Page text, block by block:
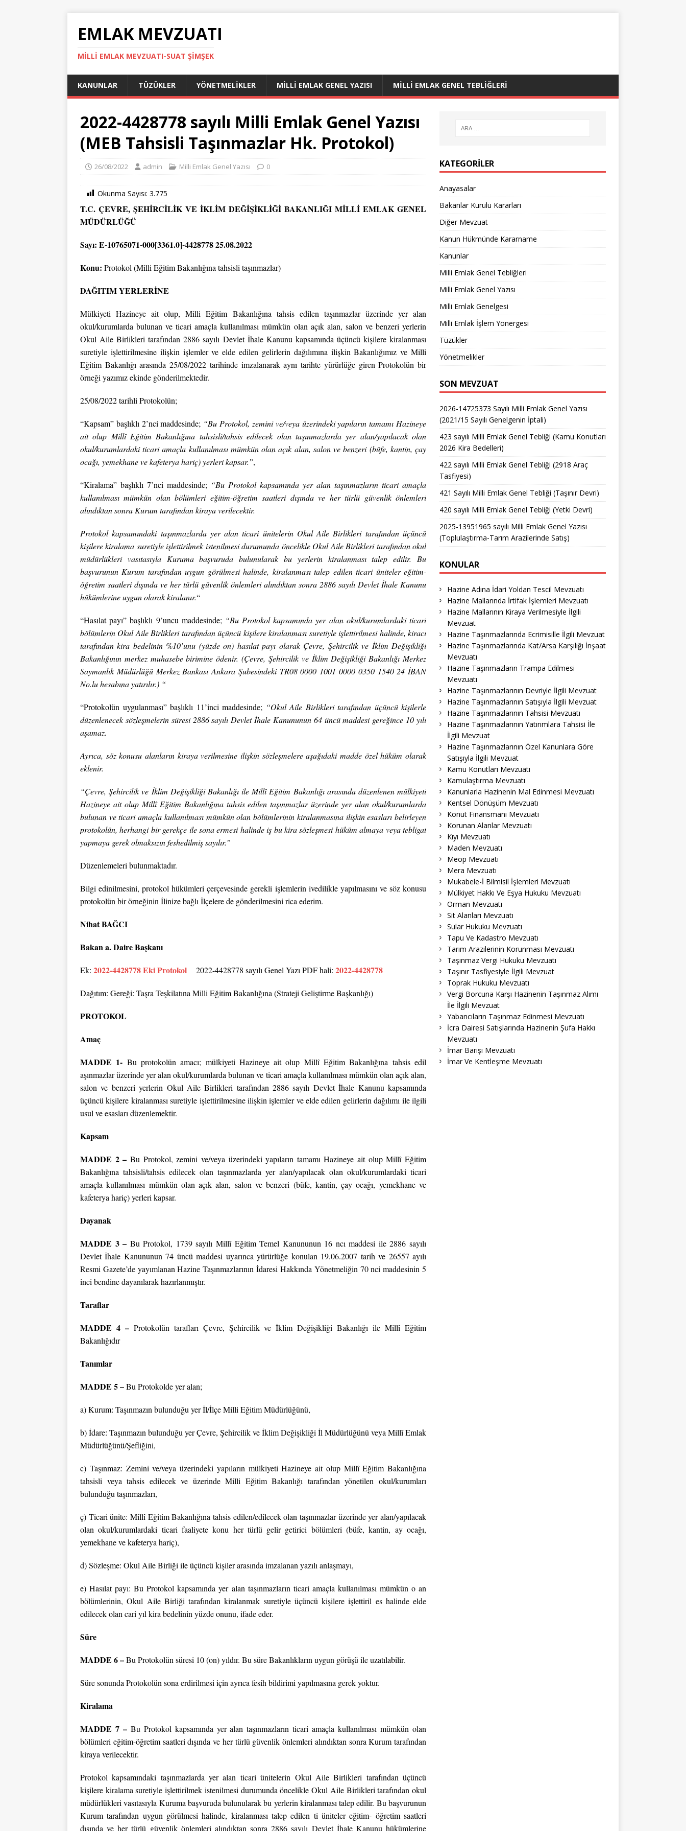
EMLAK MEVZUATI
MILLI EMLAK MEVZUATI-SUAT ŞİMŞEK
KANUNLAR TÜZÜKLER YÖNETMELIKLER MILLI EMLAK GENEL YAZISI MILLI EMLAK GENEL TEBLIĞLERI
2022-4428778 sayılı Milli Emlak Genel Yazısı
(MEB Tahsisli Taşınmazlar Hk. Protokol)
26/08/2022 admin Milli Emlak Genel Yazısı 0
Okunma Sayısı: 3.775
T.C. ÇEVRE, ŞEHİRCİLİK VE İKLİM DEĞİŞİKLİĞİ BAKANLIĞI MİLLİ EMLAK GENEL
MÜDÜRLÜĞÜ
Sayı: E-10765071-000[3361.0]-4428778 25.08.2022
Konu: Protokol (Milli Eğitim Bakanlığına tahsisli taşınmazlar)
DAĞITIM YERLERİNE
Mülkiyeti Hazineye ait olup, Milli Eğitim Bakanlığına tahsis edilen taşınmazlar üzerinde yer alan
okul/kurumlarda bulunan ve ticari amaçla kullanılması mümkün olan açık alan, salon ve benzeri yerlerin
Okul Aile Birlikleri tarafından 2886 sayılı Devlet İhale Kanunu kapsamında üçüncü kişilere kiralanması
suretiyle işlettirilmesine ilişkin işlemler ve elde edilen gelirlerin dağılımına ilişkin Bakanlığımız ve Milli
Eğitim Bakanlığı arasında 25/08/2022 tarihinde imzalanarak aynı tarihte yürürlüğe giren Protokolün bir
örneği yazımız ekinde gönderilmektedir.
25/08/2022 tarihli Protokolün;
“Kapsam” başlıklı 2’nci maddesinde; “Bu Protokol, zemini ve/veya üzerindeki yapıların tamamı Hazineye
ait olup Millî Eğitim Bakanlığına tahsisli/tahsis edilecek olan taşınmazlarda yer alan/yapılacak olan
okul/kurumlardaki ticari amaçla kullanılması mümkün olan açık alan, salon ve benzeri (büfe, kantin, çay
ocağı, yemekhane ve kafeterya hariç) yerleri kapsar.”,
“Kiralama” başlıklı 7’nci maddesinde; “Bu Protokol kapsamında yer alan taşınmazların ticari amaçla
kullanılması mümkün olan bölümleri eğitim-öğretim saatleri dışında ve her türlü güvenlik önlemleri
alındıktan sonra Kurum tarafından kiraya verilecektir.
Protokol kapsamındaki taşınmazlarda yer alan ticari ünitelerin Okul Aile Birlikleri tarafından üçüncü
kişilere kiralama suretiyle işlettirilmek istenilmesi durumunda öncelikle Okul Aile Birlikleri tarafından okul
müdürlükleri vasıtasıyla Kuruma başvuruda bulunularak bu yerlerin kiralanması talep edilir. Bu
başvurunun Kurum tarafından uygun görülmesi halinde, kiralanması talep edilen ticari üniteler eğitim-
öğretim saatleri dışında ve her türlü güvenlik önlemleri alındıktan sonra 2886 sayılı Devlet İhale Kanunu
hükümlerine uygun olarak kiralanır.“
“Hasılat payı” başlıklı 9’uncu maddesinde; “Bu Protokol kapsamında yer alan okul/kurumlardaki ticari
bölümlerin Okul Aile Birlikleri tarafından üçüncü kişilere kiralanması suretiyle işlettirilmesi halinde, kiracı
tarafından kira bedelinin %10’unu (yüzde on) hasılat payı olarak Çevre, Şehircilik ve İklim Değişikliği
Bakanlığının merkez muhasebe birimine ödenir. (Çevre, Şehircilik ve İklim Değişikliği Bakanlığı Merkez
Saymanlık Müdürlüğü Merkez Bankası Ankara Şubesindeki TR08 0000 1001 0000 0350 1540 24 İBAN
No.lu hesabına yatırılır.) “
“Protokolün uygulanması” başlıklı 11’inci maddesinde; “Okul Aile Birlikleri tarafından üçüncü kişilerle
düzenlenecek sözleşmelerin süresi 2886 sayılı Devlet İhale Kanununun 64 üncü maddesi gereğince 10 yılı
aşamaz.
Ayrıca, söz konusu alanların kiraya verilmesine ilişkin sözleşmelere aşağıdaki madde özel hüküm olarak
eklenir.
“Çevre, Şehircilik ve İklim Değişikliği Bakanlığı ile Millî Eğitim Bakanlığı arasında düzenlenen mülkiyeti
Hazineye ait olup Millî Eğitim Bakanlığına tahsis edilen taşınmazlar üzerinde yer alan okul/kurumlarda
bulunan ve ticari amaçla kullanılması mümkün olan bölümlerinin kiralanmasına ilişkin esasları belirleyen
protokolün, herhangi bir gerekçe ile sona ermesi halinde iş bu kira sözleşmesi hüküm almaya veya tebligat
yapmaya gerek olmaksızın feshedilmiş sayılır.”
Düzenlemeleri bulunmaktadır.
Bilgi edinilmesini, protokol hükümleri çerçevesinde gerekli işlemlerin ivedilikle yapılmasını ve söz konusu
protokolün bir örneğinin İlinize bağlı İlçelere de gönderilmesini rica ederim.
Nihat BAĞCI
Bakan a. Daire Başkanı
Ek: 2022-4428778 Eki Protokol 2022-4428778 sayılı Genel Yazı PDF hali: 2022-4428778
Dağıtım: Gereği: Taşra Teşkilatına Milli Eğitim Bakanlığına (Strateji Geliştirme Başkanlığı)
PROTOKOL
Amaç
MADDE 1- Bu protokolün amacı; mülkiyeti Hazineye ait olup Millî Eğitim Bakanlığına tahsis edil
aşınmazlar üzerinde yer alan okul/kurumlarda bulunan ve ticari amaçla kullanılması mümkün olan açık alan,
salon ve benzeri yerlerin Okul Aile Birlikleri tarafından 2886 sayılı Devlet İhale Kanunu kapsamında
üçüncü kişilere kiralanması suretiyle işlettirilmesine ilişkin işlemler ve elde edilen gelirlerin dağılımı ile ilgili
usul ve esasları düzenlemektir.
Kapsam
MADDE 2 – Bu Protokol, zemini ve/veya üzerindeki yapıların tamamı Hazineye ait olup Millî Eğitim
Bakanlığına tahsisli/tahsis edilecek olan taşınmazlarda yer alan/yapılacak olan okul/kurumlardaki ticari
amaçla kullanılması mümkün olan açık alan, salon ve benzeri (büfe, kantin, çay ocağı, yemekhane ve
kafeterya hariç) yerleri kapsar.
Dayanak
MADDE 3 – Bu Protokol, 1739 sayılı Millî Eğitim Temel Kanununun 16 ncı maddesi ile 2886 sayılı
Devlet İhale Kanununun 74 üncü maddesi uyarınca yürürlüğe konulan 19.06.2007 tarih ve 26557 ayılı
Resmi Gazete’de yayımlanan Hazine Taşınmazlarının İdaresi Hakkında Yönetmeliğin 70 nci maddesinin 5
inci bendine dayanılarak hazırlanmıştır.
Taraflar
MADDE 4 –Protokolün tarafları Çevre, Şehircilik ve İklim Değişikliği Bakanlığı ile Millî Eğitim
Bakanlığıdır
Tanımlar
MADDE 5 –Bu Protokolde yer alan;
a) Kurum: Taşınmazın bulunduğu yer İl/İlçe Milli Eğitim Müdürlüğünü,
b) İdare: Taşınmazın bulunduğu yer Çevre, Şehircilik ve İklim Değişikliği İl Müdürlüğünü veya Millî Emlak
Müdürlüğünü/Şefliğini,
c) Taşınmaz: Zemini ve/veya üzerindeki yapıların mülkiyeti Hazineye ait olup Millî Eğitim Bakanlığına
tahsisli veya tahsis edilecek ve üzerinde Milli Eğitim Bakanlığı tarafından yönetilen okul/kurumları
bulunduğu taşınmazları,
ç) Ticari ünite: Millî Eğitim Bakanlığına tahsis edilen/edilecek olan taşınmazlar üzerinde yer alan/yapılacak
olan okul/kurumlardaki ticari faaliyete konu her türlü gelir getirici bölümleri (büfe, kantin, ay ocağı,
yemekhane ve kafeterya hariç),
d) Sözleşme: Okul Aile Birliği ile üçüncü kişiler arasında imzalanan yazılı anlaşmayı,
e) Hasılat payı: Bu Protokol kapsamında yer alan taşınmazların ticari amaçla kullanılması mümkün o an
bölümlerinin, Okul Aile Birliği tarafından kiralanmak suretiyle üçüncü kişilere işlettiril es halinde elde
edilecek olan cari yıl kira bedelinin yüzde onunu, ifade eder.
Süre
MADDE 6 –Bu Protokolün süresi 10 (on) yıldır. Bu süre Bakanlıkların uygun görüşü ile uzatılabilir.
Süre sonunda Protokolün sona erdirilmesi için ayrıca fesih bildirimi yapılmasına gerek yoktur.
Kiralama
MADDE 7 –Bu Protokol kapsamında yer alan taşınmazların ticari amaçla kullanılması mümkün olan
bölümleri eğitim-öğretim saatleri dışında ve her türlü güvenlik önlemleri alındıktan sonra Kurum tarafından
kiraya verilecektir.
Protokol kapsamındaki taşınmazlarda yer alan ticari ünitelerin Okul Aile Birlikleri tarafından üçüncü
kişilere kiralama suretiyle işlettirilmek istenilmesi durumunda öncelikle Okul Aile Birlikleri tarafından okul
müdürlükleri vasıtasıyla Kuruma başvuruda bulunularak bu yerlerin kiralanması talep edilir. Bu başvurunun
Kurum tarafından uygun görülmesi halinde, kiralanması talep edilen ti üniteler eğitim- öğretim saatleri
dışında ve her türlü güvenlik önlemleri alındıktan sonra 2886 sayılı Devlet İhale Kanunu hükümlerine
KATEGORILER
Anayasalar
Bakanlar Kurulu Kararları
Diğer Mevzuat
Kanun Hükmünde Kararname
Kanunlar
Milli Emlak Genel Tebliğleri
Milli Emlak Genel Yazısı
Milli Emlak Genelgesi
Milli Emlak İşlem Yönergesi
Tüzükler
Yönetmelikler
SON MEVZUAT
2026-14725373 Sayılı Milli Emlak Genel Yazısı
(2021/15 Sayılı Genelgenin İptali)
423 sayılı Milli Emlak Genel Tebliği (Kamu Konutları
2026 Kira Bedelleri)
422 sayılı Milli Emlak Genel Tebliği (2918 Araç
Tasfiyesi)
421 Sayılı Milli Emlak Genel Tebliği (Taşınır Devri)
420 sayılı Milli Emlak Genel Tebliği (Yetki Devri)
2025-13951965 sayılı Milli Emlak Genel Yazısı
(Toplulaştırma-Tarım Arazilerinde Satış)
KONULAR
Hazine Adına İdari Yoldan Tescil Mevzuatı
Hazine Mallarında İrtifak İşlemleri Mevzuatı
Hazine Mallarının Kiraya Verilmesiyle İlgili
Mevzuat
Hazine Taşınmazlarında Ecrimisille İlgili Mevzuat
Hazine Taşınmazlarında Kat/Arsa Karşılığı İnşaat
Mevzuatı
Hazine Taşınmazların Trampa Edilmesi
Mevzuatı
Hazine Taşınmazlarının Devriyle İlgili Mevzuat
Hazine Taşınmazlarının Satışıyla İlgili Mevzuat
Hazine Taşınmazlarının Tahsisi Mevzuatı
Hazine Taşınmazlarının Yatırımlara Tahsisi İle
İlgili Mevzuat
Hazine Taşınmazlarının Özel Kanunlara Göre
Satışıyla İlgili Mevzuat
Kamu Konutları Mevzuatı
Kamulaştırma Mevzuatı
Kanunlarla Hazinenin Mal Edinmesi Mevzuatı
Kentsel Dönüşüm Mevzuatı
Konut Finansmanı Mevzuatı
Korunan Alanlar Mevzuatı
Kıyı Mevzuatı
Maden Mevzuatı
Meop Mevzuatı
Mera Mevzuatı
Mukabele-İ Bilmisil İşlemleri Mevzuatı
Mülkiyet Hakkı Ve Eşya Hukuku Mevzuatı
Orman Mevzuatı
Sit Alanları Mevzuatı
Sular Hukuku Mevzuatı
Tapu Ve Kadastro Mevzuatı
Tarım Arazilerinin Korunması Mevzuatı
Taşınmaz Vergi Hukuku Mevzuatı
Taşınır Tasfiyesiyle İlgili Mevzuat
Toprak Hukuku Mevzuatı
Vergi Borcuna Karşı Hazinenin Taşınmaz Alımı
İle İlgili Mevzuat
Yabancıların Taşınmaz Edinmesi Mevzuatı
İcra Dairesi Satışlarında Hazinenin Şufa Hakkı
Mevzuatı
İmar Barışı Mevzuatı
İmar Ve Kentleşme Mevzuatı